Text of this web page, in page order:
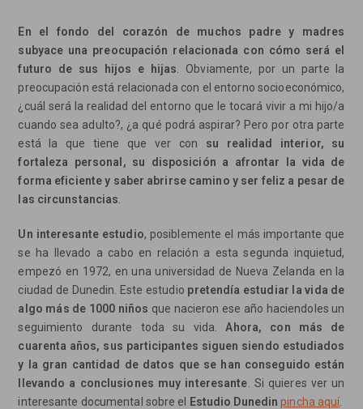
En el fondo del corazón de muchos padre y madres
subyace una preocupación relacionada con cómo será el
futuro de sus hijos e hijas . Obviamente, por un parte la
preocupación está relacionada con el entorno socioeconómico,
¿cuál será la realidad del entorno que le tocará vivir a mi hijo/a
cuando sea adulto?, ¿a qué podrá aspirar? Pero por otra parte
está la que tiene que ver con su realidad interior, su
fortaleza personal, su disposición a afrontar la vida de
forma eficiente y saber abrirse camino y ser feliz a pesar de
las circunstancias
Un interesante estudio, posiblemente el más importante que
se ha llevado a cabo en relación a esta segunda inquietud,
empezó en 1972, en una universidad de Nueva Zelanda en la
ciudad de Dunedin. Este estudio pretendía estudiar la vida de
algo más de 1000 niños que nacieron ese año haciendoles un
seguimiento durante toda su vida.Ahora, con más de
cuarenta años, sus participantes siguen siendo estudiados
y la gran cantidad de datos que se han conseguido están
llevando a conclusiones muy interesante . Si quieres ver un
interesante documental sobre el
Estudio Dunedin pincha aquí.